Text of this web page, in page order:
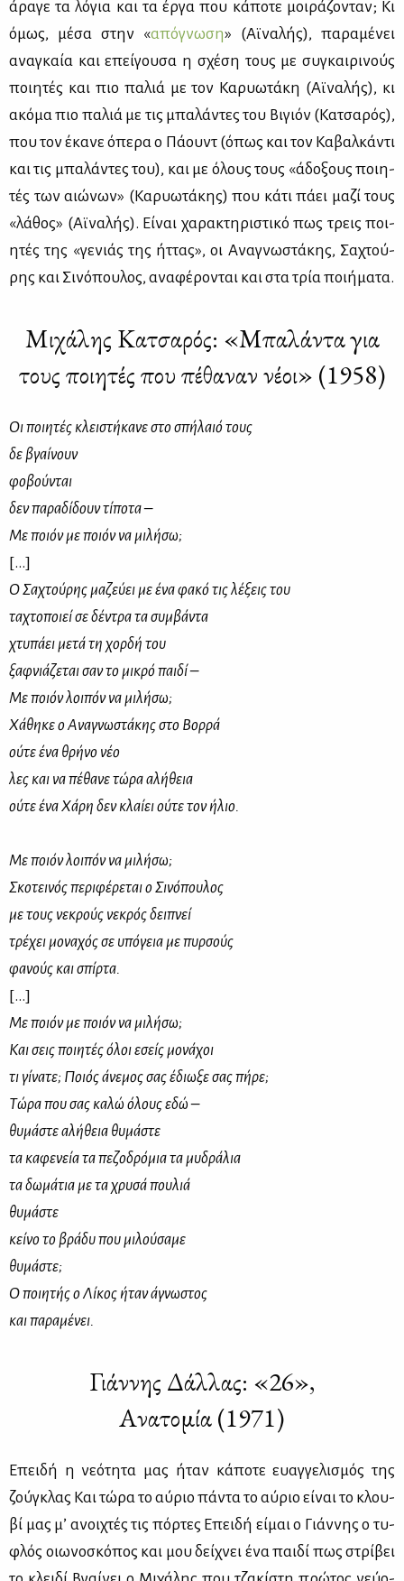
άρα­γε τα λό­για και τα έρ­γα που κά­πο­τε μοι­ρά­ζο­νταν; Κι
όμως, μέ­σα στην «από­γνω­ση» (Αϊ­να­λής), πα­ρα­μέ­νει
ανα­γκαία και επεί­γου­σα η σχέ­ση τους με συ­γκαι­ρι­νούς
ποι­η­τές και πιο πα­λιά με τον Κα­ρυω­τά­κη (Αϊ­να­λής), κι
ακό­μα πιο πα­λιά με τις μπα­λά­ντες του Βι­γιόν (Κα­τσα­ρός),
που τον έκα­νε όπε­ρα ο Πά­ουντ (όπως και τον Κα­βαλ­κά­ντι
και τις μπα­λά­ντες του), και με όλους τους «άδο­ξους ποι­η­
τές των αιώ­νων» (Κα­ρυω­τά­κης) που κά­τι πά­ει μα­ζί τους
«λά­θος» (Αϊ­να­λής). Εί­ναι χα­ρα­κτη­ρι­στι­κό πως τρεις ποι­
η­τές της «γε­νιάς της ήτ­τας», οι Ανα­γνω­στά­κης, Σα­χτού­
ρης και Σι­νό­που­λος, ανα­φέ­ρο­νται και στα τρία ποι­ή­μα­τα.
Μιχάλης Κατσαρός: «Μπαλάντα για
τους ποιητές που πέθαναν νέοι» (1958)
Οι ποιητές κλειστήκανε στο σπήλαιό τους
δε βγαίνουν
φοβούνται
δεν παραδίδουν τίποτα –
Με ποιόν με ποιόν να μιλήσω;
[…]
Ο Σαχτούρης μαζεύει με ένα φακό τις λέξεις του
ταχτοποιεί σε δέντρα τα συμβάντα
χτυπάει μετά τη χορδή του
ξαφνιάζεται σαν το μικρό παιδί –
Με ποιόν λοιπόν να μιλήσω;
Χάθηκε ο Αναγνωστάκης στο Βορρά
ούτε ένα θρήνο νέο
λες και να πέθανε τώρα αλήθεια
ούτε ένα Χάρη δεν κλαίει ούτε τον ήλιο.
Με ποιόν λοιπόν να μιλήσω;
Σκοτεινός περιφέρεται ο Σινόπουλος
με τους νεκρούς νεκρός δειπνεί
τρέχει μοναχός σε υπόγεια με πυρσούς
φανούς και σπίρτα.
[…]
Με ποιόν με ποιόν να μιλήσω;
Και σεις ποιητές όλοι εσείς μονάχοι
τι γίνατε; Ποιός άνεμος σας έδιωξε σας πήρε;
Τώρα που σας καλώ όλους εδώ –
θυμάστε αλήθεια θυμάστε
τα καφενεία τα πεζοδρόμια τα μυδράλια
τα δωμάτια με τα χρυσά πουλιά
θυμάστε
κείνο το βράδυ που μιλούσαμε
θυμάστε;
Ο ποιητής ο Λίκος ήταν άγνωστος
και παραμένει.
Γιάννης Δάλλας: «26»,
Ανατομία (1971)
Επει­δή η νε­ό­τη­τα μας ήταν κά­πο­τε ευαγ­γε­λι­σμός της
ζού­γκλας Και τώ­ρα το αύ­ριο πά­ντα το αύ­ριο εί­ναι το κλου­
βί μας μ’ ανοι­χτές τις πόρ­τες Επει­δή εί­μαι ο Γιάν­νης ο τυ­
φλός οιω­νο­σκό­πος και μου δεί­χνει ένα παι­δί πως στρί­βει